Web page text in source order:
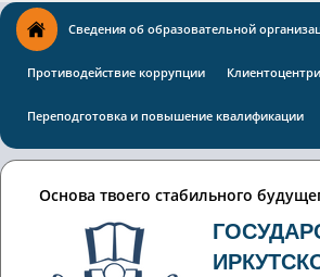
Сведения об образовательной
Противодействие коррупции
Переподготовка и повышение квалификации
Основа твоего стабильного